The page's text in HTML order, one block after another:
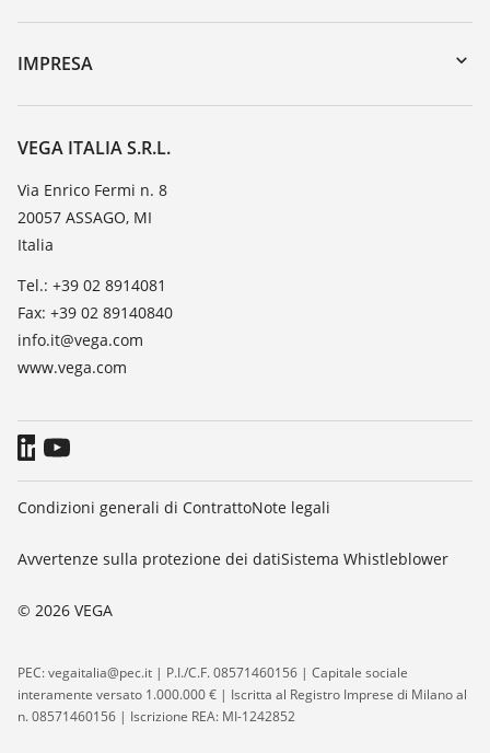
DTM Collection/PACTware
Reso apparecchio
Seminari
TeamViewer
IMPRESA
VEGA, l'azienda
Contatto
Novità
Stampa
Blog
VEGA ITALIA S.R.L.
Via Enrico Fermi n. 8
20057 ASSAGO, MI
Italia
Tel.: +39 02 8914081
Fax: +39 02 89140840
info.it@vega.com
www.vega.com
© 2026 VEGA
Condizioni generali di ContrattoNote legali
Avvertenze sulla protezione dei datiSistema Whistleblower
PEC: vegaitalia@pec.it | P.I./C.F. 08571460156 | Capitale sociale
interamente versato 1.000.000 € | Iscritta al Registro Imprese di Milano al
n. 08571460156 | Iscrizione REA: MI-1242852